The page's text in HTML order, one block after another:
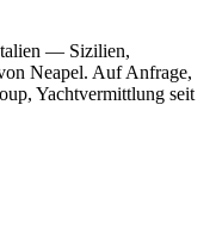
— Sizilien,
Neapel. Auf Anfrage,
Yachtvermittlung seit